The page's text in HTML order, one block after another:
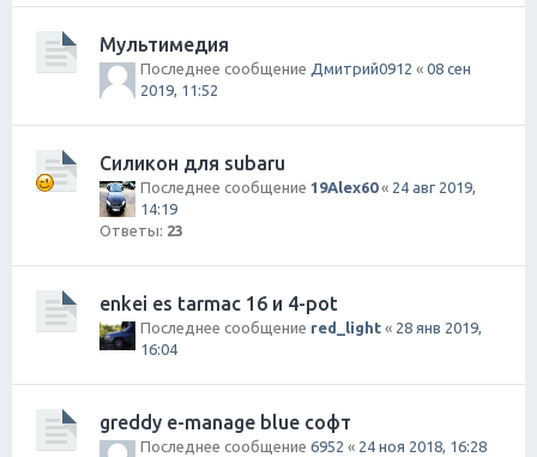
Мультимедия
Последнее сообщение Дмитрий0912 « 08 сен
2019, 11:52
Силикон для subaru
Последнее сообщение 19Alex60« 24 авг 2019,
14:19
Ответы: 23
enkei es tarmac 16 и 4-pot
Последнее сообщение red_light « 28 янв 2019,
16:04
greddy e-manage blue софт
Последнее сообщение 6952 « 24 ноя 2018, 16:28